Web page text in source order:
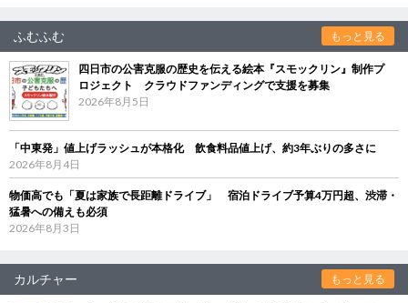
ふむふむ もっと見る
四日市の公害克服の歴史を伝える絵本『スモックリン』制作プ
ロジェクト クラウドファンディングで支援を募集
2026年8月5日
「中東発」値上げラッシュが本格化 飲食料品値上げ、約3年ぶりの多さに
2026年8月4日
物価高でも「夏は家族で長距離ドライブ」 宿泊ドライブ予算4万円超、渋滞・
猛暑への備えも必須
2026年8月3日
カルチャー もっと見る